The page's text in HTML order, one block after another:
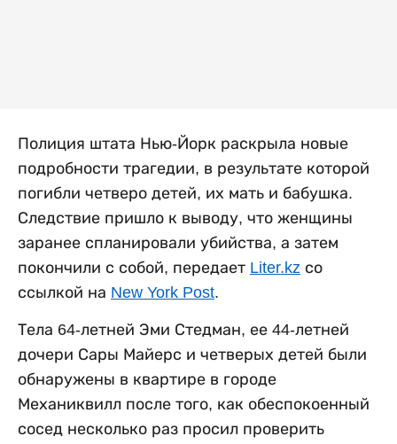
Полиция штата Нью-Йорк раскрыла новые
подробности трагедии, в результате которой
погибли четверо детей, их мать и бабушка.
Следствие пришло к выводу, что женщины
заранее спланировали убийства, а затем
покончили с собой, передает Liter.kz со
ссылкой на New York Post.
Тела 64-летней Эми Стедман, ее 44-летней
дочери Сары Майерс и четверых детей были
обнаружены в квартире в городе
Механиквилл после того, как обеспокоенный
сосед несколько раз просил проверить